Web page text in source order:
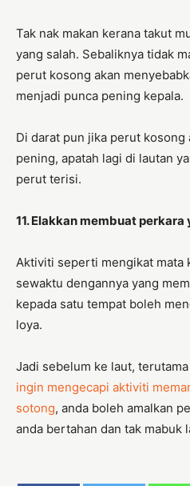
Tak nak makan kerana takut
yang salah. Sebaliknya tidak
perut kosong akan
menjadi punca pening kepala.
Di darat pun jika perut kosong
pening, apatah lagi di lautan
perut terisi.
11. Elakkan membuat
Aktiviti seperti mengikat mata
sewaktu dengannya yang
kepada satu tempat boleh
loya.
Jadi sebelum ke laut,
ingin mengecapi aktiviti
sotong, anda boleh amalkan
anda bertahan dan tak mabuk